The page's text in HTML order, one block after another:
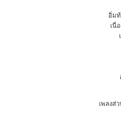
อิ่ม
เนื่
เพลงส่